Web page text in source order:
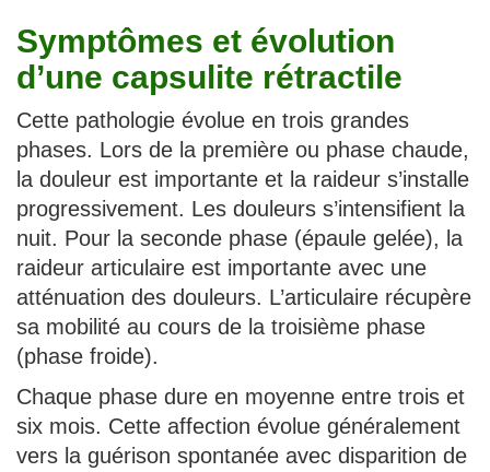
Symptômes et évolution
d’une capsulite rétractile
Cette pathologie évolue en trois grandes
phases. Lors de la première ou phase chaude,
la douleur est importante et la raideur s’installe
progressivement. Les douleurs s’intensifient la
nuit. Pour la seconde phase (épaule gelée), la
raideur articulaire est importante avec une
atténuation des douleurs. L’articulaire récupère
sa mobilité au cours de la troisième phase
(phase froide).
Chaque phase dure en moyenne entre trois et
six mois. Cette affection évolue généralement
vers la guérison spontanée avec disparition de